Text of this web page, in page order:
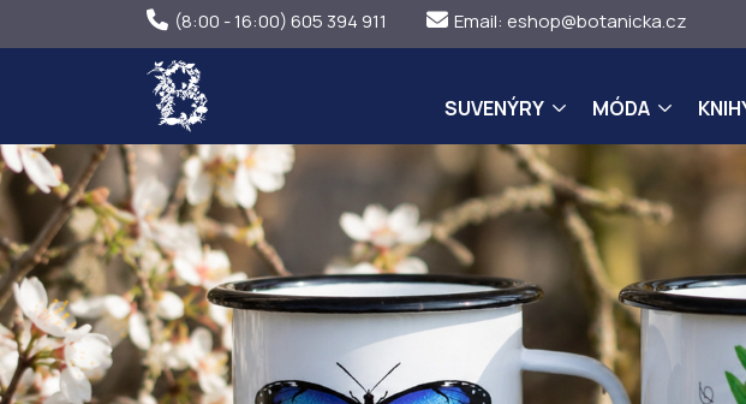
(8:00 - 16:00) 605 394 911 Email: eshop@botanicka.cz
SUVENÝRY MÓDA